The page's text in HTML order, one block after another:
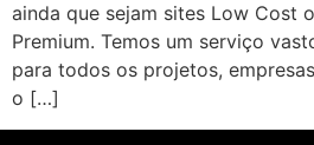
ainda que sejam sites Low Cost
Premium. Temos um serviço
para todos os projetos,
o […]